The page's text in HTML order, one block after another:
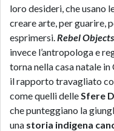
loro desideri, che usano
creare arte, per guarire,
esprimersi.Rebel Objects
invece l’antropologa e
torna nella casa natale
il rapporto travagliato
come quelli delleSfere
che punteggiano la
una storia indigena